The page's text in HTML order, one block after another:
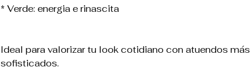
* Verde: energia e rinascita
Ideal para valorizar tu look cotidiano con atuendos más
sofisticados.